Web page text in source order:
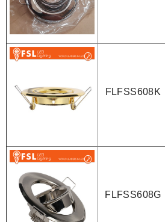
FLFSS608K
FLFSS608G